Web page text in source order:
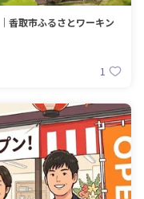
香取市ふるさとワーキン
1